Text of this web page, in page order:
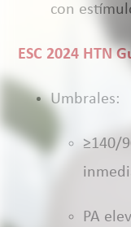
con
ESC 2024 HTN
Umbrales:
≥140/
PA